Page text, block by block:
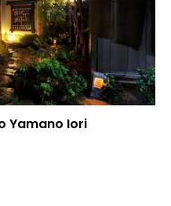
Yamano Iori